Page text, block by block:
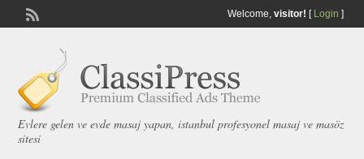
Welcome, visitor! [ Login ]
Evlere gelen ve evde masaj yapan, istanbul profesyonel masaj ve masöz
sitesi